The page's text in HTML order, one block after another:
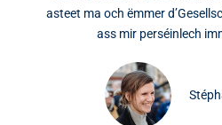
asteet ma och ëmmer
ass mir perséinlech